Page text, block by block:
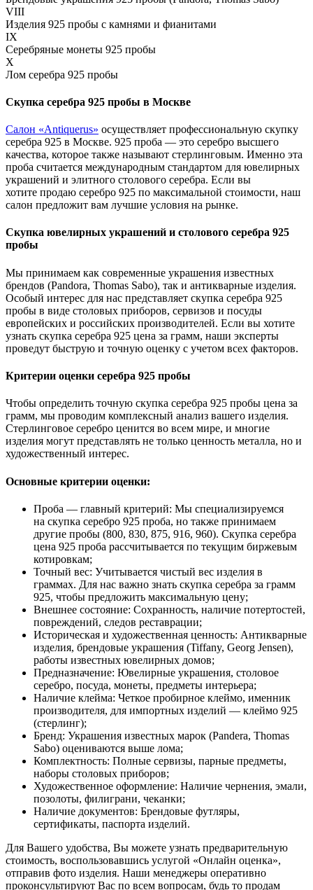
VIII
Изделия 925 пробы с камнями и фианитами
IX
Серебряные монеты 925 пробы
X
Лом серебра 925 пробы
Скупка серебра 925 пробы в Москве
Салон «Antiquerus» осуществляет профессиональную скупку
серебра 925 в Москве. 925 проба — это серебро высшего
качества, которое также называют стерлинговым. Именно эта
проба считается международным стандартом для ювелирных
украшений и элитного столового серебра. Если вы
хотите продаю серебро 925 по максимальной стоимости, наш
салон предложит вам лучшие условия на рынке.
Скупка ювелирных украшений и столового серебра 925
пробы
Мы принимаем как современные украшения известных
брендов (Pandora, Thomas Sabo), так и антикварные изделия.
Особый интерес для нас представляет скупка серебра 925
пробы в виде столовых приборов, сервизов и посуды
европейских и российских производителей. Если вы хотите
узнать скупка серебра 925 цена за грамм, наши эксперты
проведут быструю и точную оценку с учетом всех факторов.
Критерии оценки серебра 925 пробы
Чтобы определить точную скупка серебра 925 пробы цена за
грамм, мы проводим комплексный анализ вашего изделия.
Стерлинговое серебро ценится во всем мире, и многие
изделия могут представлять не только ценность металла, но и
художественный интерес.
Основные критерии оценки:
Проба — главный критерий: Мы специализируемся
на скупка серебро 925 проба, но также принимаем
другие пробы (800, 830, 875, 916, 960). Скупка серебра
цена 925 проба рассчитывается по текущим биржевым
котировкам;
Точный вес: Учитывается чистый вес изделия в
граммах. Для нас важно знать скупка серебра за грамм
925, чтобы предложить максимальную цену;
Внешнее состояние: Сохранность, наличие потертостей,
повреждений, следов реставрации;
Историческая и художественная ценность: Антикварные
изделия, брендовые украшения (Tiffany, Georg Jensen),
работы известных ювелирных домов;
Предназначение: Ювелирные украшения, столовое
серебро, посуда, монеты, предметы интерьера;
Наличие клейма: Четкое пробирное клеймо, именник
производителя, для импортных изделий — клеймо 925
(стерлинг);
Бренд: Украшения известных марок (Pandera, Thomas
Sabo) оцениваются выше лома;
Комплектность: Полные сервизы, парные предметы,
наборы столовых приборов;
Художественное оформление: Наличие чернения, эмали,
позолоты, филиграни, чеканки;
Наличие документов: Брендовые футляры,
сертификаты, паспорта изделий.
Для Вашего удобства, Вы можете узнать предварительную
стоимость, воспользовавшись услугой «Онлайн оценка»,
отправив фото изделия. Наши менеджеры оперативно
проконсультируют Вас по всем вопросам, будь то продам